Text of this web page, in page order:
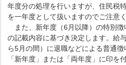
年度分の処理を行いますが、住民税
を一年度として扱いますのでご注意く
また、新年度（6月以降）の特別
の記載内容に基づき決定します。給
ら5月の間）に退職などによる普通徴
「新年度」または「両年度」に印を